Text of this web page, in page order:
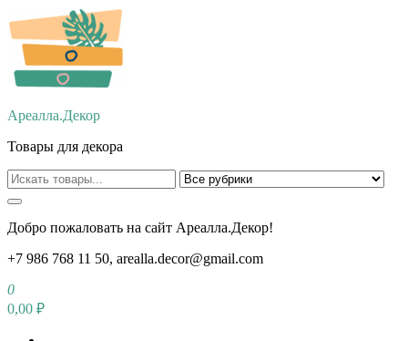
Перейти
к
содержимому
Ареалла.Декор
Товары для декора
Добро пожаловать на сайт Ареалла.Декор!
+7 986 768 11 50, arealla.decor@gmail.com
0
0,00 ₽